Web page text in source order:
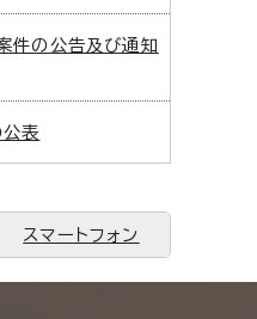
件の公告及び通知
表
スマートフォン